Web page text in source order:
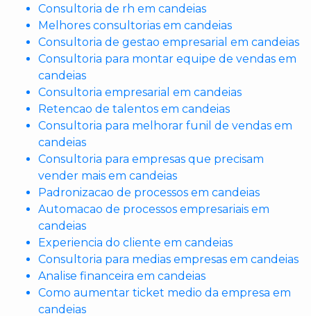
Consultoria de rh em candeias
Melhores consultorias em candeias
Consultoria de gestao empresarial em candeias
Consultoria para montar equipe de vendas em
candeias
Consultoria empresarial em candeias
Retencao de talentos em candeias
Consultoria para melhorar funil de vendas em
candeias
Consultoria para empresas que precisam
vender mais em candeias
Padronizacao de processos em candeias
Automacao de processos empresariais em
candeias
Experiencia do cliente em candeias
Consultoria para medias empresas em candeias
Analise financeira em candeias
Como aumentar ticket medio da empresa em
candeias